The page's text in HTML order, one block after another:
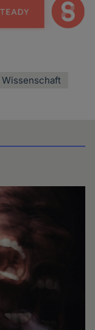
Wissenschaft